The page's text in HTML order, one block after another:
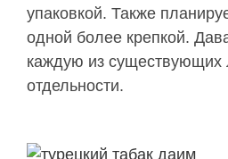
упаковкой. Также
одной более крепкой.
каждую из существующих
отдельности.